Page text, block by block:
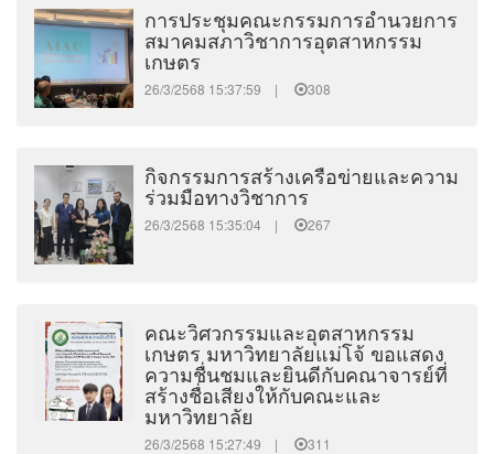
การประชุมคณะกรรมการอำนวยการ
สมาคมสภาวิชาการอุตสาหกรรม
เกษตร
26/3/2568 15:37:59 | 308
กิจกรรมการสร้างเครือข่ายและความ
ร่วมมือทางวิชาการ
26/3/2568 15:35:04 | 267
คณะวิศวกรรมและอุตสาหกรรม
เกษตร มหาวิทยาลัยแม่โจ้ ขอแสดง
ความชื่นชมและยินดีกับคณาจารย์ที่
สร้างชื่อเสียงให้กับคณะและ
มหาวิทยาลัย
26/3/2568 15:27:49 | 311